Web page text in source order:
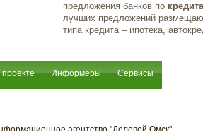
предложения банков по
лучших предложений
типа кредита – ипотека,
Информеры Сервисы